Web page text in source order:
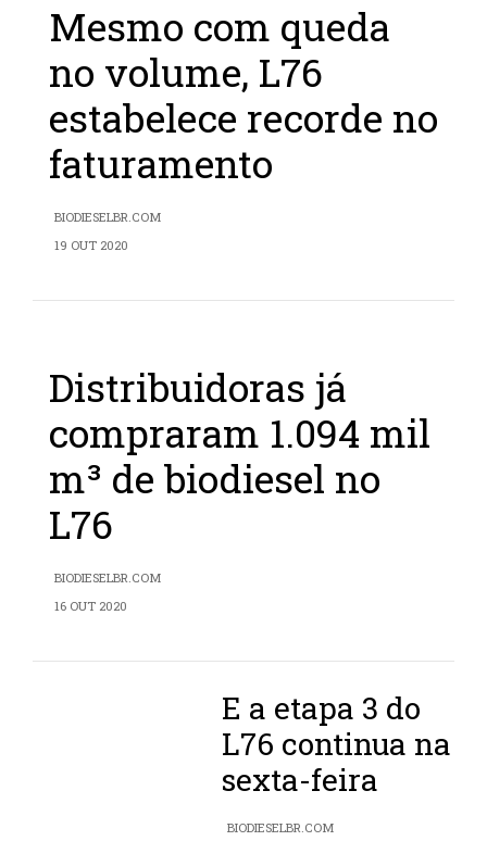
Mesmo com queda
no volume, L76
estabelece recorde no
faturamento
BIODIESELBR.COM
19 OUT 2020
Distribuidoras já
compraram 1.094 mil
m³ de biodiesel no
L76
BIODIESELBR.COM
16 OUT 2020
E a etapa 3 do
L76 continua na
sexta-feira
BIODIESELBR.COM